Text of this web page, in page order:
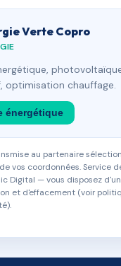
Verte Copro
optimisation chauffage.
énergétique
au partenaire
vos coordonnées. Service
Digital — vous disposez
et d'effacement (voir